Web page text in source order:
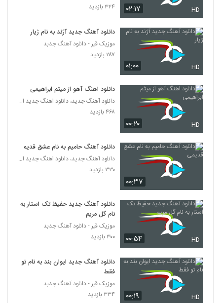
۰۲:۱۷ HD
۳۲۴ بازدید
۰۱:۰۰ HD
دانلود آهنگ جدید آژند به نام ژیار
موزیک قیر - دانلود آهنگ جدبد
۲۸۷ بازدید
۰۰:۲۰ HD
دانلود اهنگ آهو از میثم ابراهیمی
دانلود آهنگ جدید، دانلود اهنگ جدید ایرانی
۴۶۸ بازدید
۰۰:۳۷
دانلود آهنگ حامیم به نام عشق قدیمی
دانلود آهنگ جدید، دانلود اهنگ جدید ایرانی
۳۳۰ بازدید
۰۰:۵۴ HD
دانلود آهنگ جدید حفیظ تک استار به
نام گل مریم
موزیک قیر - دانلود آهنگ جدبد
۳۰۰ بازدید
۰۰:۱۹ HD
دانلود آهنگ جدید ایوان بند به نام تو
فقط
موزیک قیر - دانلود آهنگ جدبد
۳۳۴ بازدید